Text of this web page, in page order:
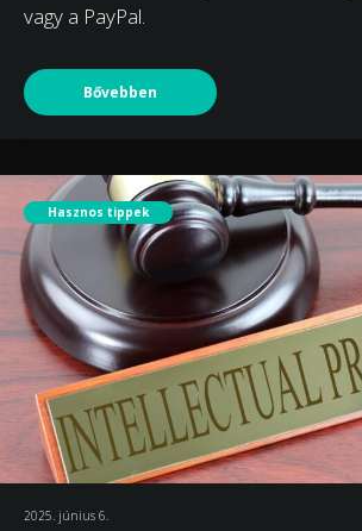
vagy a PayPal.
Bővebben
Hasznos tippek
2025. június 6.